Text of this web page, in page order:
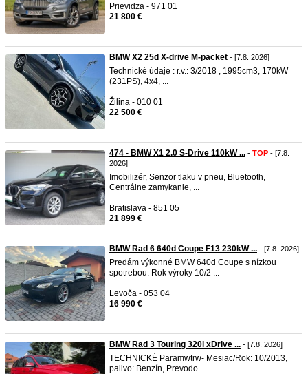
Prievidza - 971 01
21 800 €
BMW X2 25d X-drive M-packet - [7.8. 2026]
Technické údaje : r.v.: 3/2018 , 1995cm3, 170kW
(231PS), 4x4, ...
Žilina - 010 01
22 500 €
474 - BMW X1 2.0 S-Drive 110kW ... - TOP - [7.8.
2026]
Imobilizér, Senzor tlaku v pneu, Bluetooth,
Centrálne zamykanie, ...
Bratislava - 851 05
21 899 €
BMW Rad 6 640d Coupe F13 230kW ... - [7.8. 2026]
Predám výkonné BMW 640d Coupe s nízkou
spotrebou. Rok výroky 10/2 ...
Levoča - 053 04
16 990 €
BMW Rad 3 Touring 320i xDrive ... - [7.8. 2026]
TECHNICKÉ Paramwtrw- Mesiac/Rok: 10/2013,
palivo: Benzín, Prevodo ...